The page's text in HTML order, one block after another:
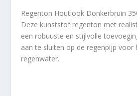
Regenton Houtlook Donkerbruin
Deze kunststof regenton met
een robuuste en stijlvolle
aan te sluiten op de regenpijp voor
regenwater.